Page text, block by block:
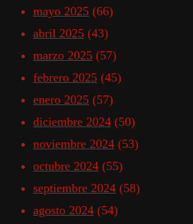
mayo 2025 (66)
abril 2025 (43)
marzo 2025 (57)
febrero 2025 (45)
enero 2025 (57)
diciembre 2024 (50)
noviembre 2024 (53)
octubre 2024 (55)
septiembre 2024 (58)
agosto 2024 (54)